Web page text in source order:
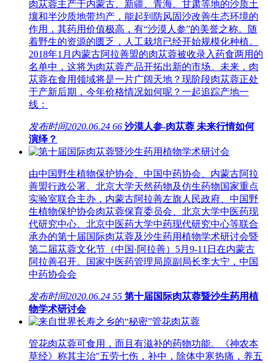
肉苁蓉主产于内蒙古、新疆、青海、甘肃等地的沙质土
壤和半沙质地带均产，能起到防风固沙改善生态环境的
作用，其药用价值极高，有“沙漠人参”的美誉之称。随
着野生的资源的匮乏，人工栽培已经开始规模化种植。
2018年1月内蒙古阿拉善盟的肉苁蓉被收录入药食两用的
名单中，这将为肉苁蓉产品开拓出新的市场。未来，肉
苁蓉在食用领域将是一片广阔天地？现阶段肉苁蓉正处
于产新后期，今年价格情况如何呢？一起追踪产地一
线：
发布时间2020.06.24 66 沙漠人参-肉苁蓉 未来行情如何
演绎？
由中国野生植物保护协会、中国中药协会、内蒙古阿拉
善盟行政公署、北京大学天然药物及仿生药物国家重点
实验室联合主办，内蒙古阿拉善左旗人民政府、中国野
生植物保护协会肉苁蓉保育委员会、北京大学中医药现
代研究中心、北京中医药大学中药现代研究中心等联合
承办的第十届国际肉苁蓉及沙生药用植物学术研讨会暨
第二届苁蓉文化节（中国·阿拉善）5月9-11日在内蒙古
阿拉善召开。国家中医药管理局原副局长李大宁，中国
中药协会会
发布时间2020.06.24 55 第十届国际肉苁蓉暨沙生药用植
物学术研讨会
管花肉苁蓉可食用，而且有滋补的药物功能。《神农本
草经》称其主治"五劳七伤，补中，除体中寒热痛，养五